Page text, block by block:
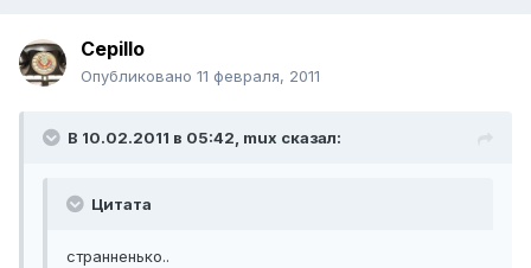
Cepillo
Опубликовано 11 февраля, 2011
В 10.02.2011 в 05:42, mux сказал:
Цитата
странненько..